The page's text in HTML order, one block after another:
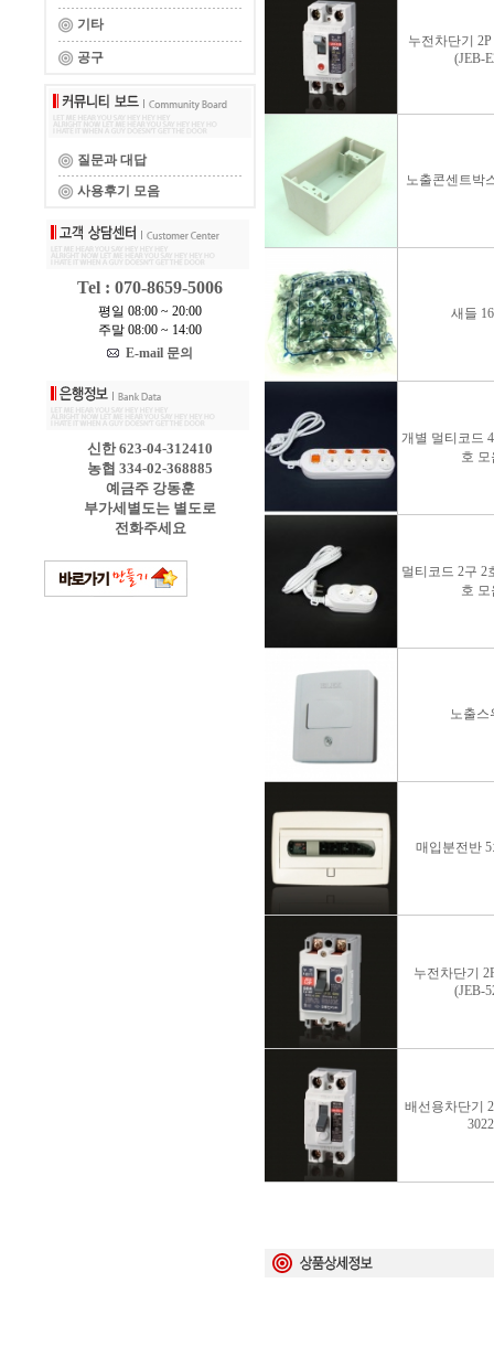
기타
공구
질문과 대답
사용후기 모음
Tel : 070-8659-5006
평일 08:00 ~ 20:00
주말 08:00 ~ 14:00
E-mail 문의
신한 623-04-312410
농협 334-02-368885
예금주 강동훈
부가세별도는 별도로
전화주세요
누전차단기
(JEB-
노출콘센트박
새들
개별 멀티코드
호 모
멀티코드 2구 2
호 모
노출스
매입분전반
누전차단기
(JEB-
배선용차단기